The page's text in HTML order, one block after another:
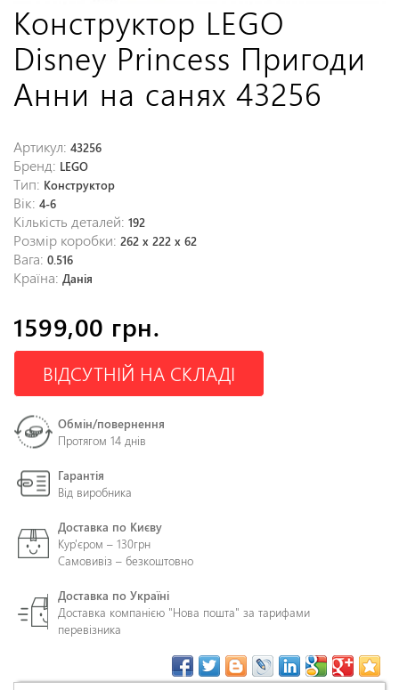
Конструктор LEGO
Disney Princess Пригоди
Анни на санях 43256
Артикул: 43256
Бренд: LEGO
Тип: Конструктор
Вік: 4-6
Кількість деталей: 192
Розмір коробки: 262 x 222 x 62
Вага: 0.516
Країна: Данія
1599,00 грн.
ВІДСУТНІЙ НА СКЛАДІ
Обмін/повернення
Протягом 14 днів
Гарантія
Від виробника
Доставка по Києву
Кур'єром – 130грн
Самовивіз – безкоштовно
Доставка по Україні
Доставка компанією "Нова пошта" за тарифами
перевізника